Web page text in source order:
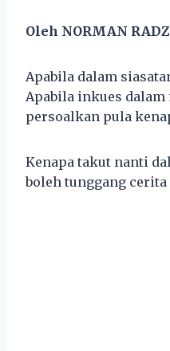
Oleh NORMAN
Apabila dalam
Apabila inkues dalam
persoalkan pula
Kenapa takut nanti
boleh tunggang